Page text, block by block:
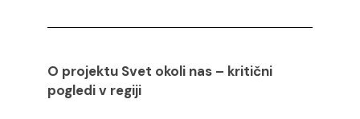
O projektu Svet okoli nas – kritični
pogledi v regiji